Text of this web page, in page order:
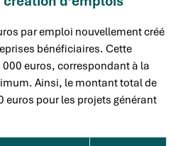
par emploi nouvellement créé
bénéficiaires. Cette
euros, correspondant à la
Ainsi, le montant total de
euros pour les projets générant